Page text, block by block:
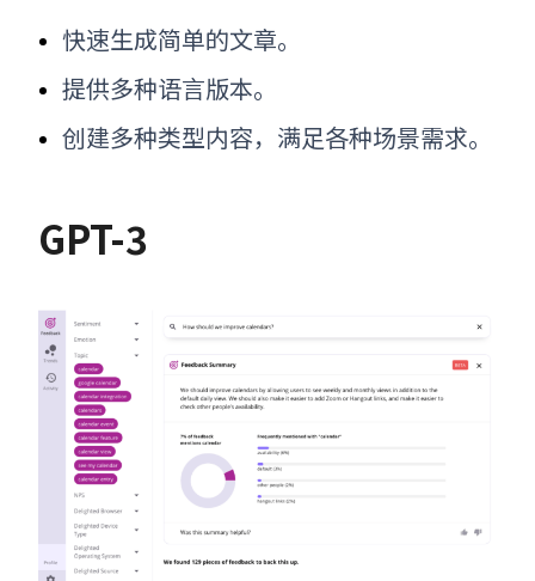
快速生成简单的文章。
提供多种语言版本。
创建多种类型内容，满足各种场景需求。
GPT-3